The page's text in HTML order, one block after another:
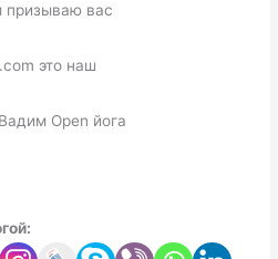
призываю вас
это наш
Open йога